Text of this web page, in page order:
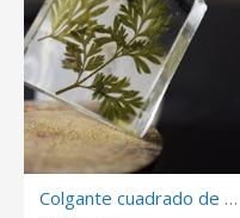
Colgante cuadrado de resina.